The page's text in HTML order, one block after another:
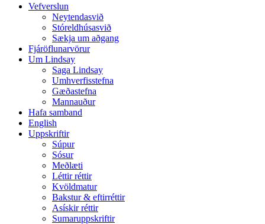
Vefverslun
Neytendasvið
Stóreldhúsasvið
Sækja um aðgang
Fjáröflunarvörur
Um Lindsay
Saga Lindsay
Umhverfisstefna
Gæðastefna
Mannauður
Hafa samband
English
Uppskriftir
Súpur
Sósur
Meðlæti
Léttir réttir
Kvöldmatur
Bakstur & eftirréttir
Asískir réttir
Sumaruppskriftir